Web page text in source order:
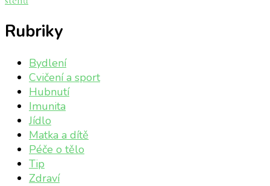
Rubriky
Bydlení
Cvičení a sport
Hubnutí
Imunita
Jídlo
Matka a dítě
Péče o tělo
Tip
Zdraví